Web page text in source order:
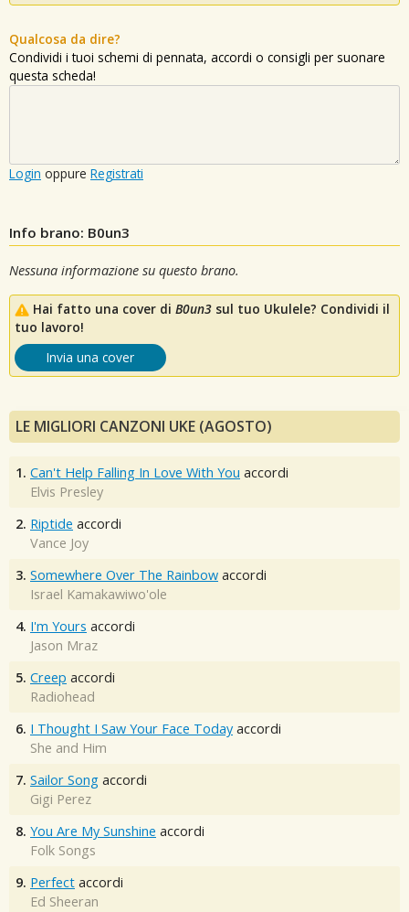
Qualcosa da dire?
Condividi i tuoi schemi di pennata, accordi o consigli per suonare
questa scheda!
Login oppure Registrati
Info brano: B0un3
Nessuna informazione su questo brano.
Hai fatto una cover di B0un3 sul tuo Ukulele? Condividi il
tuo lavoro!
Invia una cover
LE MIGLIORI CANZONI UKE (AGOSTO)
1. Can't Help Falling In Love With You accordi
Elvis Presley
2. Riptide accordi
Vance Joy
3. Somewhere Over The Rainbow accordi
Israel Kamakawiwo'ole
4. I'm Yours accordi
Jason Mraz
5. Creep accordi
Radiohead
6. I Thought I Saw Your Face Today accordi
She and Him
7. Sailor Song accordi
Gigi Perez
8. You Are My Sunshine accordi
Folk Songs
9. Perfect accordi
Ed Sheeran